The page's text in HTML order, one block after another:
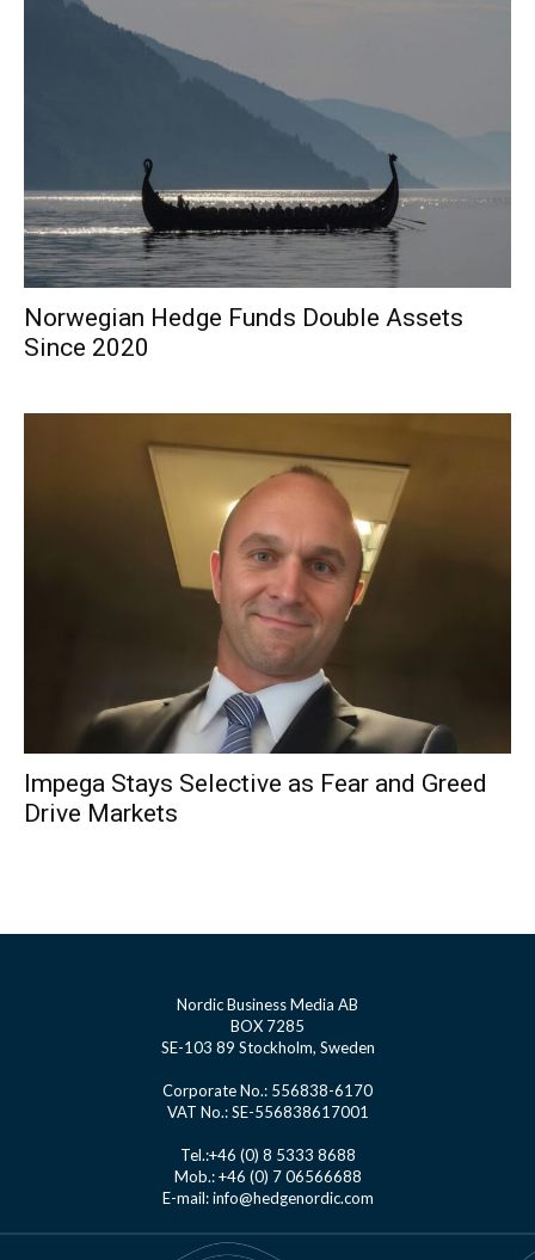
Norwegian Hedge Funds Double Assets
Since 2020
Impega Stays Selective as Fear and Greed
Drive Markets
Nordic Business Media AB
BOX 7285
SE-103 89 Stockholm, Sweden
Corporate No.: 556838-6170
VAT No.: SE-556838617001
Tel.:+46 (0) 8 5333 8688
Mob.: +46 (0) 7 06566688
E-mail: info@hedgenordic.com